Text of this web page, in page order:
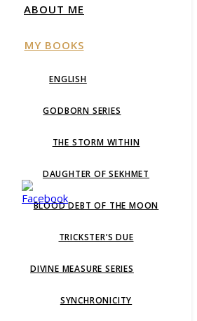
ABOUT ME
MY BOOKS
ENGLISH
GODBORN SERIES
THE STORM WITHIN
DAUGHTER OF SEKHMET
BLOOD DEBT OF THE MOON
TRICKSTER’S DUE
DIVINE MEASURE SERIES
SYNCHRONICITY